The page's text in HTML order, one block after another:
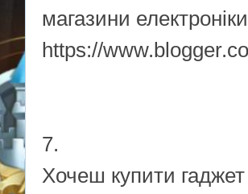
магазини
https://
7.
Хочеш купити